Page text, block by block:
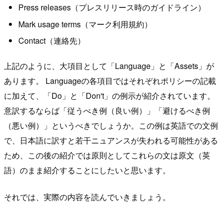
Press releases（プレスリリース時のガイドライン）
Mark usage terms（マーク利用規約）
Contact（連絡先）
上記のように、大項目として「Language」と「Assets」が
あります。 Languageの各項目ではそれぞれポリシーの記載
に加えて、「Do」と「Don't」の例示が紹介されています。
意訳するならば「従うべき例（良い例）」「避けるべき例
（悪い例）」というべきでしょうか。この例は英語での文例
で、日本語に訳すと若干ニュアンスが失われる可能性がある
ため、この後の紹介では原則としてこれらの文は原文（英
語）のまま紹介することにしたいと思います。
それでは、実際の内容を読んでいきましょう。